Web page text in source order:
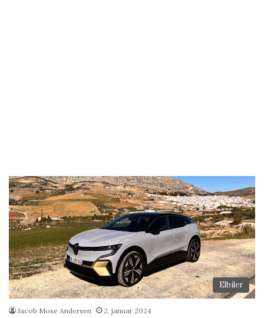
Elbiler
Jacob Mose Andersen 2. januar 2024